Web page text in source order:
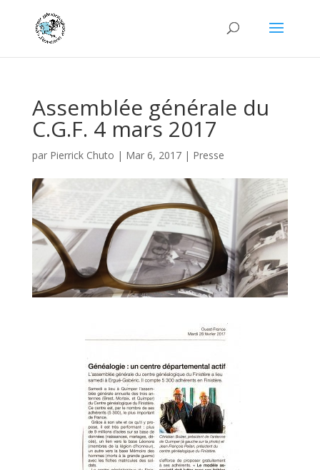
Assemblée générale du
C.G.F. 4 mars 2017
par Pierrick Chuto | Mar 6, 2017| Presse